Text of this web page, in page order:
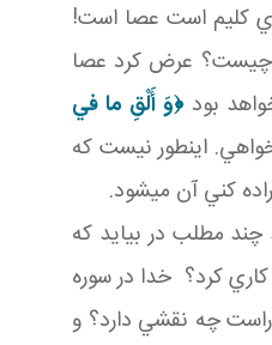
کليم است عصا است!
چيست؟ عرض کرد عصا
بود﴿وَ أَلْقِ ما في‏
اين طور نيست که
کني آن مي شود.
مطلب در بيايد که
کرد؟ خدا در سوره
چه نقشي دارد؟ و